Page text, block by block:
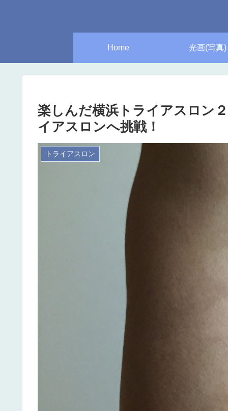
Home 光画(写真)
楽しんだ横浜トライアスロン
イアスロンへ挑戦！
トライアスロン